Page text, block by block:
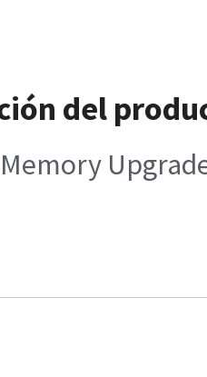
del
Memory